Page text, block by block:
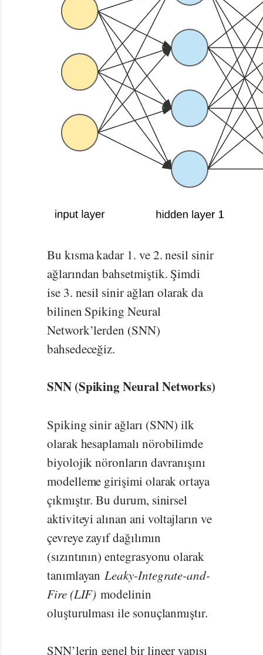
Yapay Sinir Ağları lineer bir
katmanlı yapısı bulunan, bir
katmandan alınan sonucun
diğer bir katman için girdi
olarak kullanıldığı ve
sonuçların hesaplanması
aşamasında büyük vektör
çarpımlarının gerçekleştiği bir
alandır. Günümüzde Yapay
kullanılmaktadır.
Bu kısma kadar 1. ve 2. nesil sinir
ağlarından bahsetmiştik. Şimdi
ise 3. nesil sinir ağları olarak da
bilinen Spiking Neural
Network’lerden (SNN)
bahsedeceğiz.
SNN (Spiking Neural Networks)
Spiking sinir ağları (SNN) ilk
olarak hesaplamalı nörobilimde
biyolojik nöronların davranışını
modelleme girişimi olarak ortaya
çıkmıştır. Bu durum, sinirsel
aktiviteyi alınan ani voltajların ve
çevreye zayıf dağılımın
(sızıntının) entegrasyonu olarak
tanımlayanLeaky-Integrate-and-
Fire (LIF) modelinin
oluşturulması ile sonuçlanmıştır.
SNN’lerin genel bir lineer yapısı